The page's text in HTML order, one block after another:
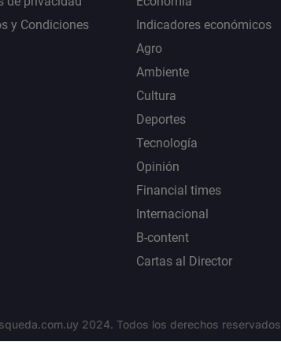
y Condiciones
Indicadores económicos
Agro
Ambiente
Cultura
Deportes
Tecnología
Opinión
Financial times
Internacional
B-content
Cartas al Director
2024. Todos los derechos reservados